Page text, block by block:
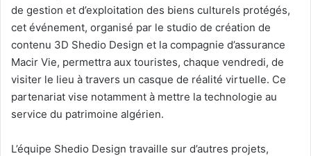
de gestion et d’exploitation des biens culturels protégés,
cet événement, organisé par le studio de création de
contenu 3D Shedio Design et la compagnie d’assurance
Macir Vie, permettra aux touristes, chaque vendredi, de
visiter le lieu à travers un casque de réalité virtuelle. Ce
partenariat vise notamment à mettre la technologie au
service du patrimoine algérien.
L’équipe Shedio Design travaille sur d’autres projets,